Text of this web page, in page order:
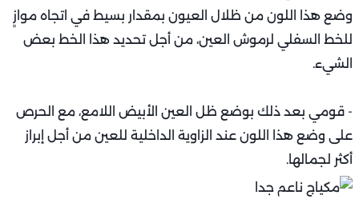
وضع هذا اللون من ظلال العيون بمقدار بسيط في اتجاه موازٍ
للخط السفلي لرموش العين، من أجل تحديد هذا الخط بعض
الشيء.
- قومي بعد ذلك بوضع ظل العين الأبيض اللامع، مع الحرص
على وضع هذا اللون عند الزاوية الداخلية للعين من أجل إبراز
أكثر لجمالها.